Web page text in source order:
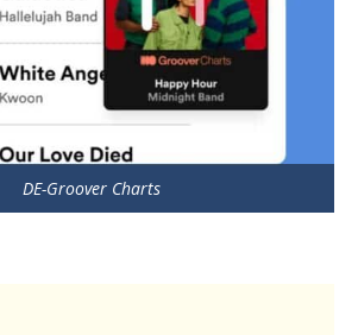
DE-Groover Charts